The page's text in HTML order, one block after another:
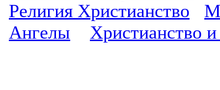
Религия Христианство
Ангелы
Христианство и